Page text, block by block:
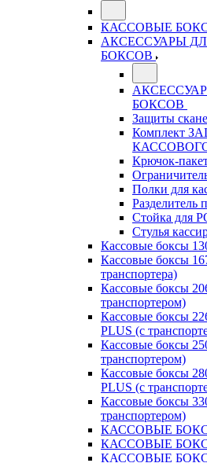
КАССОВЫЕ
АКСЕССУАРЫ
БОКСОВ
БОКСОВ
Защиты
Комплект
Крючок-
Полки для
Разделитель
Стойка для
Стулья
Кассовые боксы
Кассовые боксы
транспортера)
Кассовые боксы
транспортером)
Кассовые боксы
PLUS (с
Кассовые боксы
транспортером)
Кассовые боксы
PLUS (с
Кассовые боксы
транспортером)
КАССОВЫЕ
КАССОВЫЕ
КАССОВЫЕ БОКСЫ